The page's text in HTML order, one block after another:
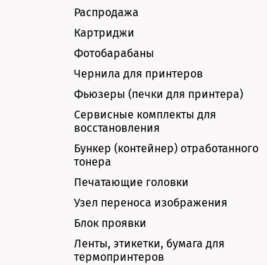
Распродажа
Картриджи
Фотобарабаны
Чернила для принтеров
Фьюзеры (печки для принтера)
Сервисные комплекты для
восстановления
Бункер (контейнер) отработанного
тонера
Печатающие головки
Узел переноса изображения
Блок проявки
Ленты, этикетки, бумага для
термопринтеров